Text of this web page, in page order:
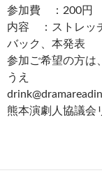
参加費 ：200円
内容 ：ストレッ
バック、本発表
参加ご希望の方は
うえ
熊本演劇人協議